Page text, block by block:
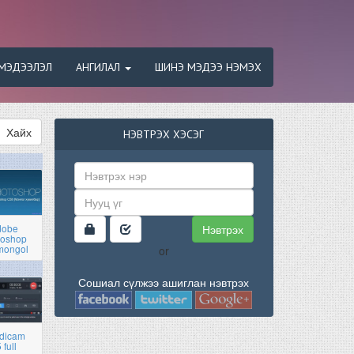
АНГИЛАЛ ШИНЭ МЭДЭЭ НЭМЭХ
Хайх
full
НЭВТРЭХ ХЭСЭГ
Нэвтрэх
or
Сошиал сүлжээ ашиглан нэвтрэх